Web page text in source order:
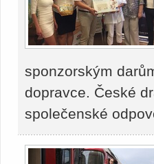
sponzorským
dopravce. České
společenské